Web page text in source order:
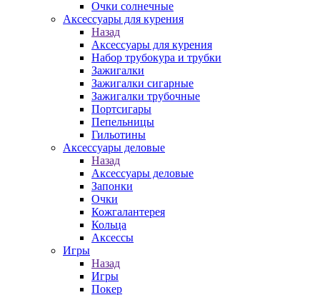
Очки солнечные
Аксессуары для курения
Назад
Аксессуары для курения
Набор трубокура и трубки
Зажигалки
Зажигалки сигарные
Зажигалки трубочные
Портсигары
Пепельницы
Гильотины
Аксессуары деловые
Назад
Аксессуары деловые
Запонки
Очки
Кожгалантерея
Кольца
Аксессы
Игры
Назад
Игры
Покер